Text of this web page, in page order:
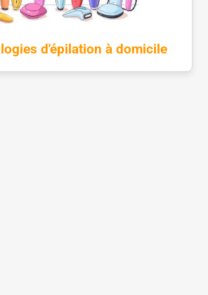
d'épilation à domicile